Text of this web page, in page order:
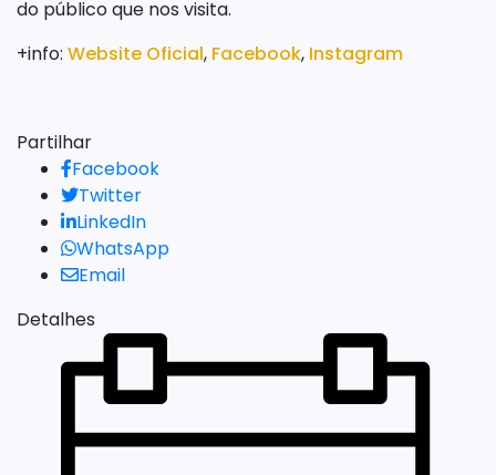
do público que nos visita.
+info: Website Oficial, Facebook, Instagram
Partilhar
Facebook
Twitter
LinkedIn
WhatsApp
Email
Detalhes